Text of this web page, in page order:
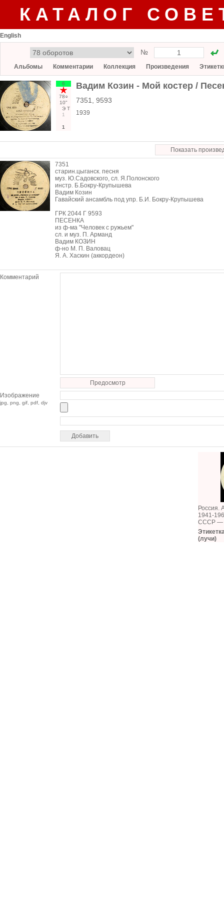
КАТАЛОГ
English
№
Альбомы Комментарии Коллекция Произведения
6
78○
10"
Э Т
1
1
Вадим Козин - Мой костер /
7351, 9593
1939
Показать
7351
старин.цыганск. песня
муз. Ю.Садовского, сл. Я.Полонского
инстр. Б.Бокру-Крупышева
Вадим Козин
Гавайский ансамбль под упр. Б.И. Бокру-Крупышева
ГРК 2044 Г 9593
ПЕСЕНКА
из ф-ма "Человек с ружьем"
сл. и муз. П. Арманд
Вадим КОЗИН
ф-но М. П. Валовац
Я. А. Хаскин (аккордеон)
Комментарий
Предосмотр
Изображение
jpg, png, gif, pdf, djv
Россия.
1941-
СССР —
(лучи)